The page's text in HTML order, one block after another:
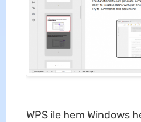
WPS ile hem Windows